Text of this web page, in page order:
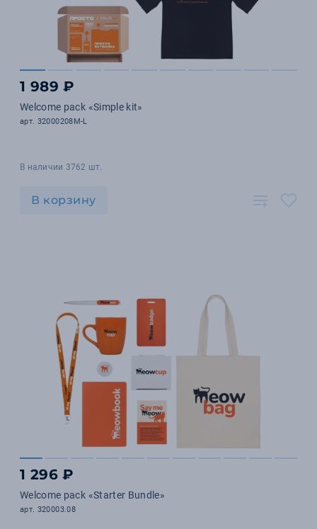
1 989 ₽
Welcome pack «Simple kit»
арт. 32000208M-L
В наличии 3762 шт.
В корзину
1 296 ₽
Welcome pack «Starter Bundle»
арт. 320003.08